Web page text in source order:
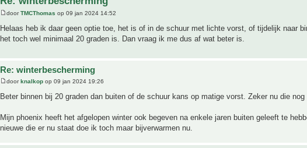
doorTMCThomas op 09 jan 2024 14:52
Helaas heb ik daar geen optie toe, het is of in de schuur met lichte vorst, of tijdelijk naar
het toch wel minimaal 20 graden is. Dan vraag ik me dus af wat beter is.
Re: winterbescherming
doorknalkop op 09 jan 2024 19:26
Beter binnen bij 20 graden dan buiten of de schuur kans op matige vorst. Zeker nu die
Mijn phoenix heeft het afgelopen winter ook begeven na enkele jaren buiten geleeft te
nieuwe die er nu staat doe ik toch maar bijverwarmen nu.